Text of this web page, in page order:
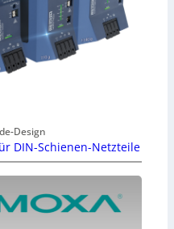
Design
DIN-Schienen-Netzteile